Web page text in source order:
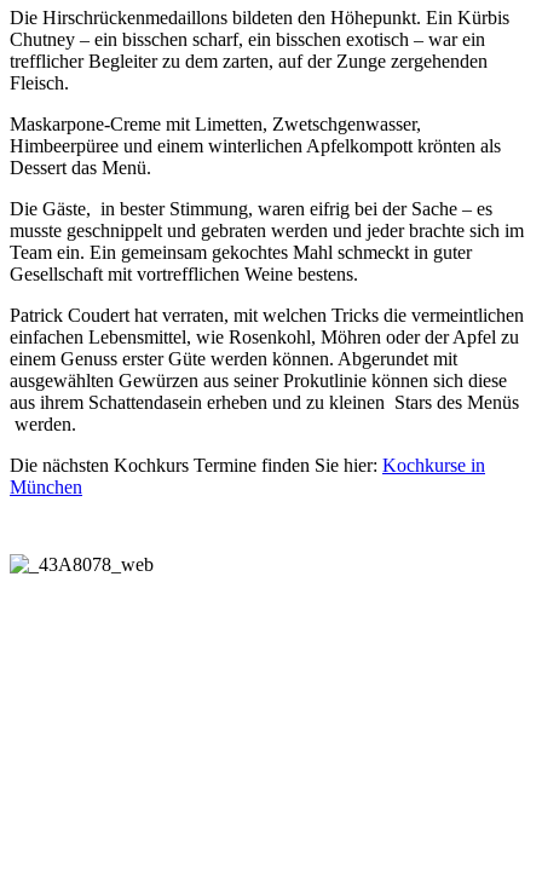
Die Hirschrückenmedaillons bildeten den Höhepunkt. Ein Kürbis
Chutney – ein bisschen scharf, ein bisschen exotisch – war ein
trefflicher Begleiter zu dem zarten, auf der Zunge zergehenden
Fleisch.
Maskarpone-Creme mit Limetten, Zwetschgenwasser,
Himbeerpüree und einem winterlichen Apfelkompott krönten als
Dessert das Menü.
Die Gäste, in bester Stimmung, waren eifrig bei der Sache – es
musste geschnippelt und gebraten werden und jeder brachte sich im
Team ein. Ein gemeinsam gekochtes Mahl schmeckt in guter
Gesellschaft mit vortrefflichen Weine bestens.
Patrick Coudert hat verraten, mit welchen Tricks die vermeintlichen
einfachen Lebensmittel, wie Rosenkohl, Möhren oder der Apfel zu
einem Genuss erster Güte werden können. Abgerundet mit
ausgewählten Gewürzen aus seiner Prokutlinie können sich diese
aus ihrem Schattendasein erheben und zu kleinen Stars des Menüs
werden.
Die nächsten Kochkurs Termine finden Sie hier: Kochkurse in
München